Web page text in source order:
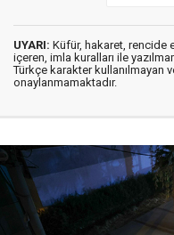
UYARI: Küfür, hakaret, rencide
içeren, imla kuralları ile
Türkçe karakter kullanılmayan
onaylanmamaktadır.